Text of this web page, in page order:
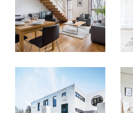
accompagnement sur
étape. Nous collaborons
confiance – notaires,
courtiers et bien d'autres –
à vos besoins.
Un centre